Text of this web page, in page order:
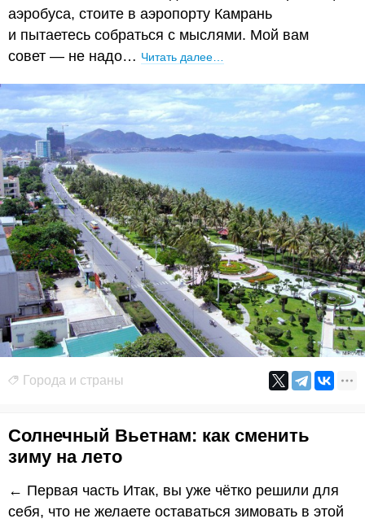
аэробуса, стоите в аэропорту Камрань
и пытаетесь собраться с мыслями. Мой вам
совет — не надо… Читать далее…
Города и страны
Солнечный Вьетнам: как сменить
зиму на лето
← Первая часть Итак, вы уже чётко решили для
себя, что не желаете оставаться зимовать в этой